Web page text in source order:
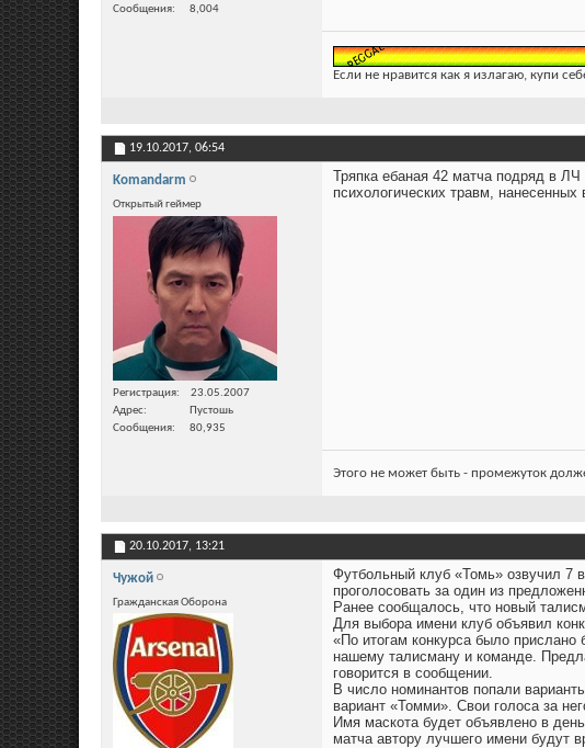
Сообщения
8,004
Если не нравится как я излагаю, купи
19.10.2017, 06:54
Komandarm
Открытый геймер
Регистрация
23.05.2007
Адрес
Пустошь
Сообщения
80,935
Тряпка ебаная 42 матча подряд в
психологических травм,
Этого не может быть - промежуток
20.10.2017, 13:21
Чужой
Гражданская Оборона
Футбольный клуб «Томь» озвучил 7
проголосовать за один из
Ранее сообщалось, что новый
Для выбора имени клуб объявил
«По итогам конкурса было
нашему талисману и команде.
говорится в сообщении.
В число номинантов попали
вариант «Томми». Свои голоса за
Имя маскота будет объявлено в
матча автору лучшего имени будут